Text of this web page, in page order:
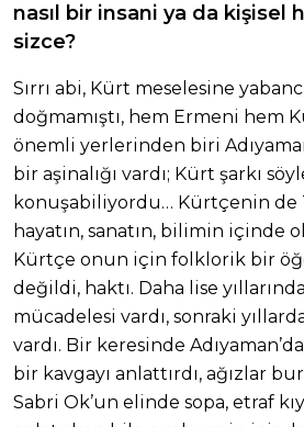
nasıl bir insani ya da kişisel
sizce?
Sırrı abi, Kürt meselesine
doğmamıştı, hem Ermeni hem
önemli yerlerinden biri
bir aşinalığı vardı; Kürt şarkı
konuşabiliyordu… Kürtçenin de
hayatın, sanatın, bilimin içinde
Kürtçe onun için folklorik bir
değildi, haktı. Daha lise
mücadelesi vardı, sonraki
vardı. Bir keresinde
bir kavgayı anlattırdı, ağızlar
Sabri Ok’un elinde sopa, etraf